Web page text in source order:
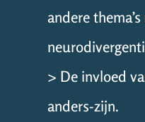
andere
> De invloed
anders-zijn.